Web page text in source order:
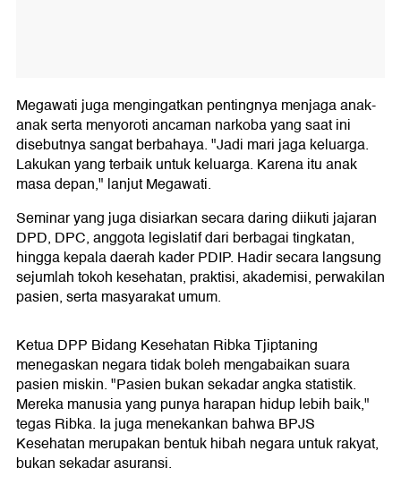
Megawati juga mengingatkan pentingnya menjaga anak-
anak serta menyoroti ancaman narkoba yang saat ini
disebutnya sangat berbahaya. "Jadi mari jaga keluarga.
Lakukan yang terbaik untuk keluarga. Karena itu anak
masa depan," lanjut Megawati.
Seminar yang juga disiarkan secara daring diikuti jajaran
DPD, DPC, anggota legislatif dari berbagai tingkatan,
hingga kepala daerah kader PDIP. Hadir secara langsung
sejumlah tokoh kesehatan, praktisi, akademisi, perwakilan
pasien, serta masyarakat umum.
Ketua DPP Bidang Kesehatan Ribka Tjiptaning
menegaskan negara tidak boleh mengabaikan suara
pasien miskin. "Pasien bukan sekadar angka statistik.
Mereka manusia yang punya harapan hidup lebih baik,"
tegas Ribka. Ia juga menekankan bahwa BPJS
Kesehatan merupakan bentuk hibah negara untuk rakyat,
bukan sekadar asuransi.